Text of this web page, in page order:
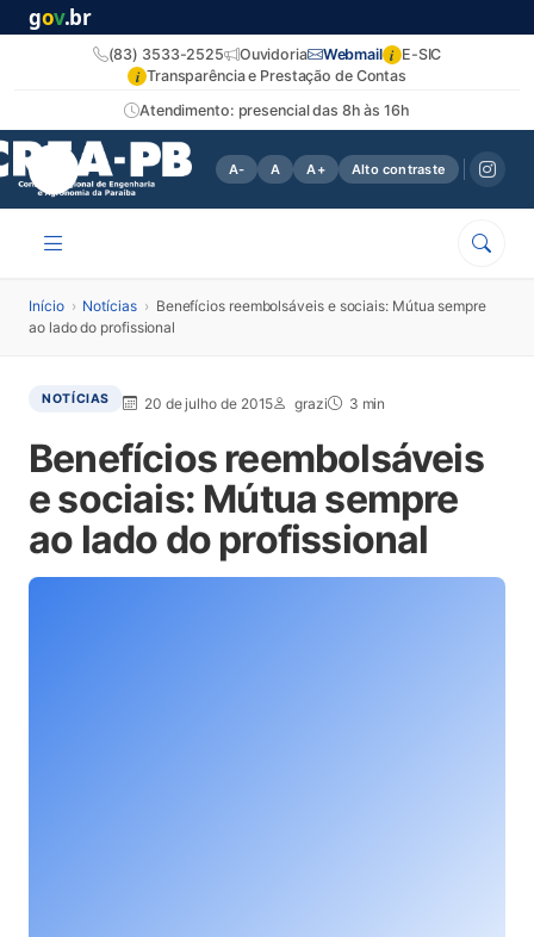
gov.br
Atendimento: presencial das 8h às 16h
(83) 3533-2525 Ouvidoria Webmail i E-SIC
i Transparência e Prestação de Contas
A- A A+ Alto contraste
Início › Notícias › Benefícios reembolsáveis e sociais: Mútua sempre
ao lado do profissional
NOTÍCIAS 20 de julho de 2015 grazi 3 min
Benefícios reembolsáveis
e sociais: Mútua sempre
ao lado do profissional